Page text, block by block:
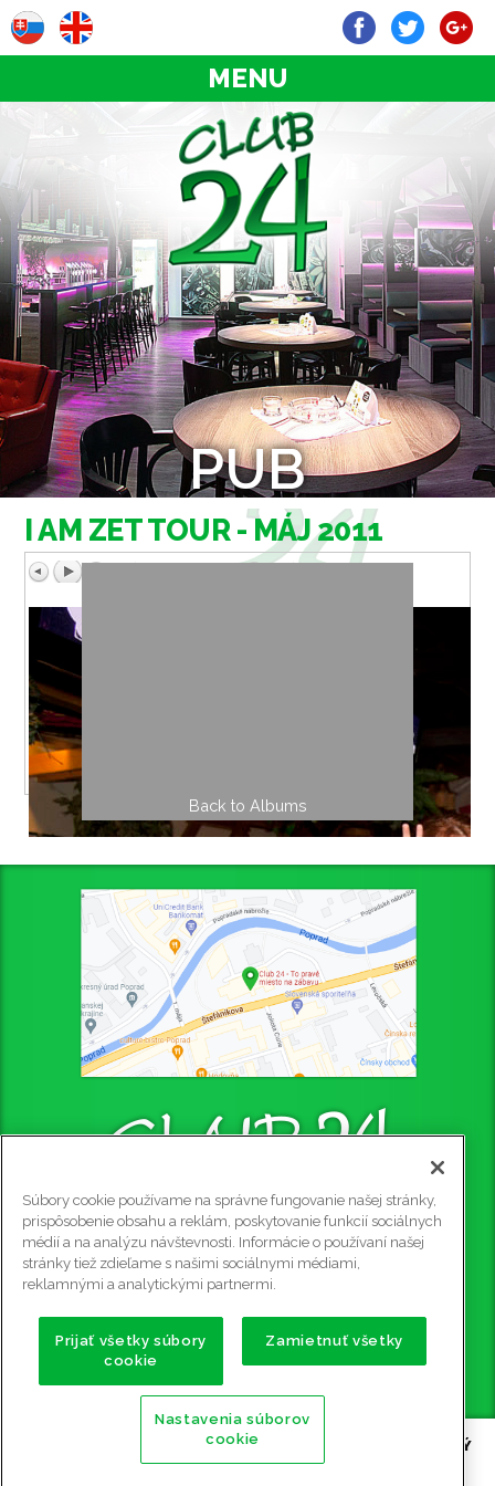
MENU
PUB
I AM ZET TOUR - MÁJ 2011
Back to Albums
CLUB 24 - PUB
Štefániková 4445/4, 058 01 Poprad, 2. poschodie
Rezervácie na tel. č.: 0915 905 081
e-mail:club24@club24.sk
GPS súradnice:
49.056911 N (49° 3' 25.2'' N)
20.302600 E (20° 18' 9.36'' E)
2009 - 2026 CLUB 24 - PUB, BILLIARD, STOLNÝ
FUTBAL, ŠÍPKY POPRAD| Všetky práva vyhradené |
Súbory cookie používame na správne fungovanie našej stránky,
prispôsobenie obsahu a reklám, poskytovanie funkcií sociálnych
médií a na analýzu návštevnosti. Informácie o používaní našej
stránky tiež zdieľame s našimi sociálnymi médiami,
reklamnými a analytickými partnermi.
Prijať všetky súbory
cookie
Zamietnuť všetky
Nastavenia súborov
cookie